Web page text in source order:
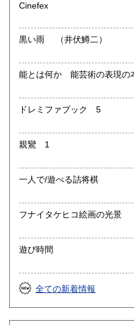
取り扱い分野
総記、哲学宗教、歴史、社会
語国文、外国文学、古典籍、
Cinefex
黒い雨 （井伏鱒二）
能とは何か 能芸術の表現の
ドレミファブック 5
親鸞 1
一人で/遊べる詰将棋
フナイタケヒコ絵画の光景
遊び時間
全ての新着情報